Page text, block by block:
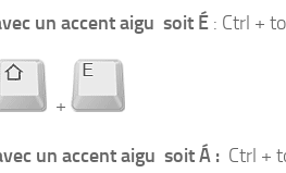
un accent aigu soit É : Ctrl +
+
un accent aigu soitÁ : Ctrl +